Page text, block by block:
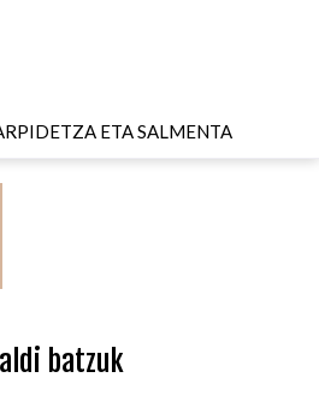
ETA SALMENTA
batzuk